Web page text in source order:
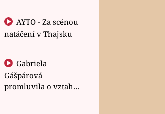
natáčení v Thajsku
Gabriela
Gášpárová
promluvila o vztahu